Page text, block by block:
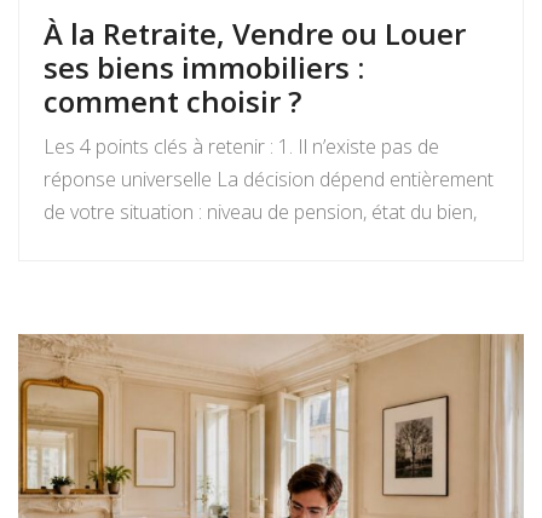
À la Retraite, Vendre ou Louer
ses biens immobiliers :
comment choisir ?
Les 4 points clés à retenir : 1. Il n’existe pas de
réponse universelle La décision dépend entièrement
de votre situation : niveau de pension, état du bien,
une analyse personnalisée […]